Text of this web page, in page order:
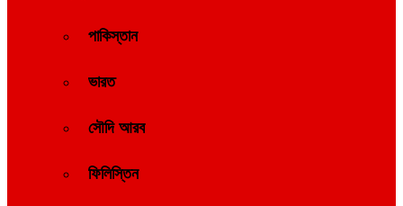
পাকিস্তান
ভারত
সৌদি আরব
ফিলিস্তিন